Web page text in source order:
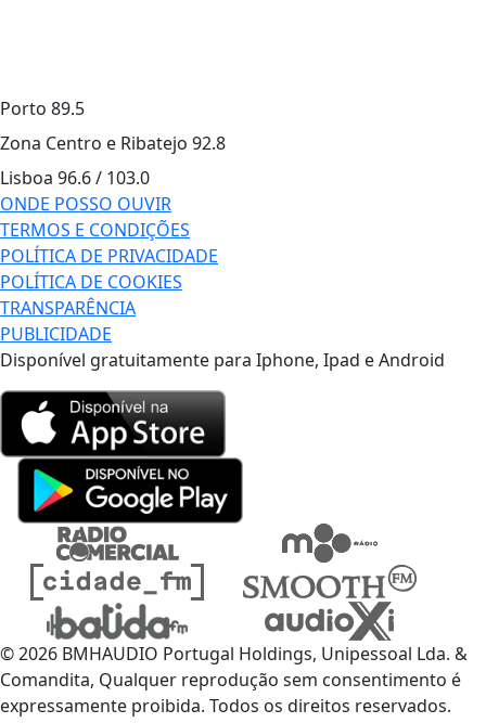
Porto 89.5
Zona Centro e Ribatejo 92.8
Lisboa 96.6 / 103.0
ONDE POSSO OUVIR
TERMOS E CONDIÇÕES
POLÍTICA DE PRIVACIDADE
POLÍTICA DE COOKIES
TRANSPARÊNCIA
PUBLICIDADE
Disponível gratuitamente para Iphone, Ipad e Android
© 2026 BMHAUDIO Portugal Holdings, Unipessoal Lda. &
Comandita, Qualquer reprodução sem consentimento é
expressamente proibida. Todos os direitos reservados.